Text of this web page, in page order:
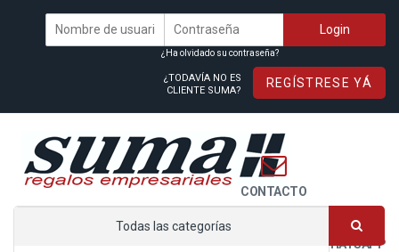
¿Ha olvidado su contraseña?
¿TODAVÍA NO ES
CLIENTE SUMA?
REGÍSTRESE YÁ
WHATSAPP
CONTACTO
Todas las categorías